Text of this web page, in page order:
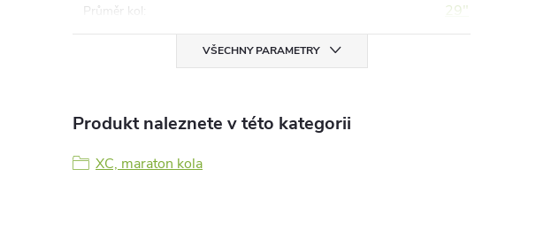
Průměr kol: 29"
VŠECHNY PARAMETRY
Produkt naleznete v této kategorii
XC, maraton kola